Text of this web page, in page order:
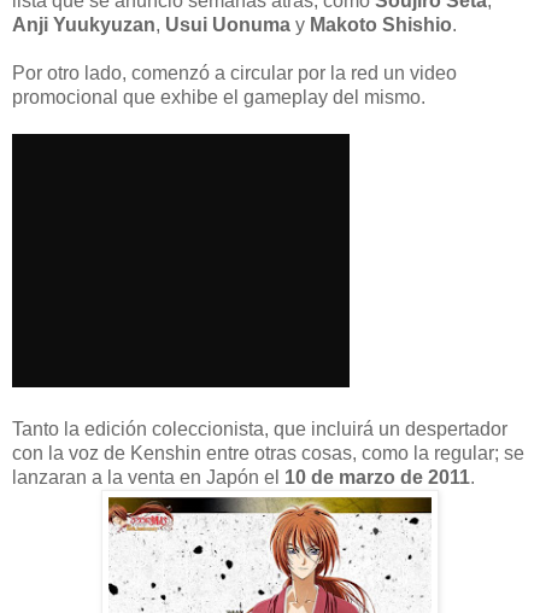
Anji Yuukyuzan, Usui Uonuma y Makoto Shishio.
Por otro lado, comenzó a circular por la red un video
promocional que exhibe el gameplay del mismo.
Tanto la edición coleccionista, que incluirá un despertador
con la voz de Kenshin entre otras cosas, como la regular; se
lanzaran a la venta en Japón el 10 de marzo de 2011.